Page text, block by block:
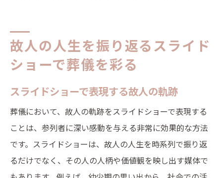
故人の人生を振り返るスライド
ショーで葬儀を彩る
スライドショーで表現する故人の軌跡
葬儀において、故人の軌跡をスライドショーで表現する
ことは、参列者に深い感動を与える非常に効果的な方法
です。スライドショーは、故人の人生を時系列で振り返
るだけでなく、その人の人柄や価値観を映し出す媒体で